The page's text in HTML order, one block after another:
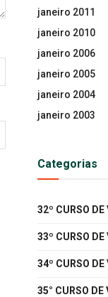
janeiro 2011
janeiro 2010
janeiro 2006
janeiro 2005
janeiro 2004
janeiro 2003
Categorias
32º CURSO DE
33º CURSO DE
34º CURSO DE
35° CURSO DE